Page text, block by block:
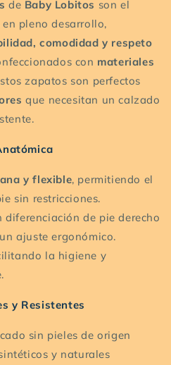
de Baby Lobitos son el
pleno desarrollo,
comodidad y respeto
con materiales
zapatos son perfectos
que necesitan un calzado
y flexible, permitiendo el
sin restricciones.
diferenciación de pie derecho
ajuste ergonómico.
la higiene y
y Resistentes
sin pieles de origen
y naturales